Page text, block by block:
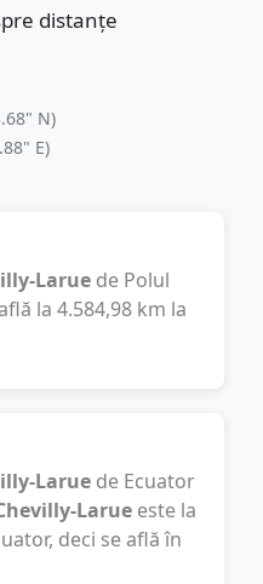
distanțe
N)
E)
Larue de Polul
la 4.584,98 km la
Larue de Ecuator
Larue este la
deci se află în